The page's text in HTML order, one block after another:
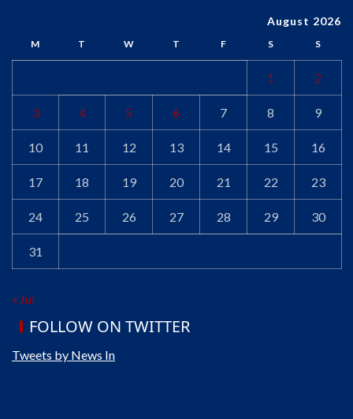
August 2026
M T W T F S S
1 2
3 4 5 6 7 8 9
10 11 12 13 14 15 16
17 18 19 20 21 22 23
24 25 26 27 28 29 30
31
« Jul
FOLLOW ON TWITTER
Tweets by News In